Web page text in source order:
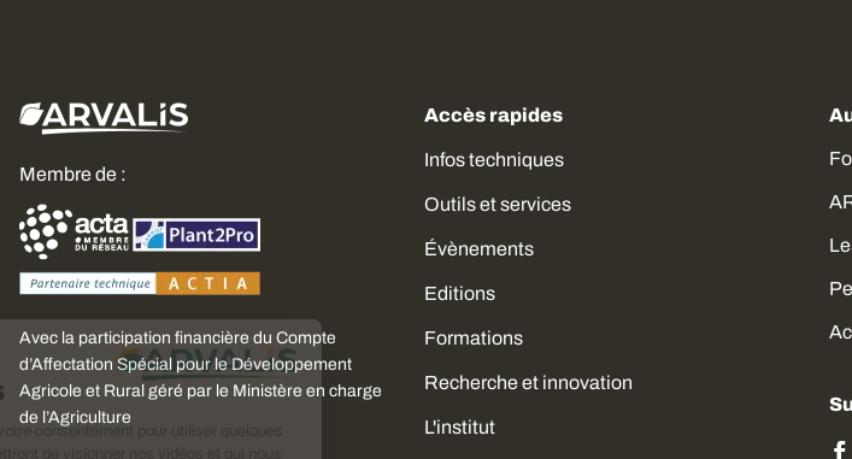
Choisissez
vos cookies
Nous avons besoin de votre consentement pour utiliser quelques
Membre de :
Avec la participation financière du Compte
d’Affectation Spécial pour le Développement
Agricole et Rural géré par le Ministère en charge
de l’Agriculture
Accès rapides
Infos techniques
Outils et services
Évènements
Editions
Formations
Recherche et innovation
L'institut